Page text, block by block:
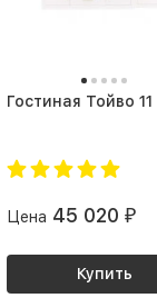
Гостиная Тойво 11
Цена 45 020 ₽
Купить